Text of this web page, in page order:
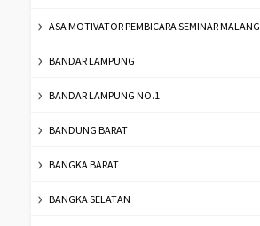
ASA MOTIVATOR PEMBICARA SEMINAR MALANG
BANDAR LAMPUNG
BANDAR LAMPUNG NO.1
BANDUNG BARAT
BANGKA BARAT
BANGKA SELATAN